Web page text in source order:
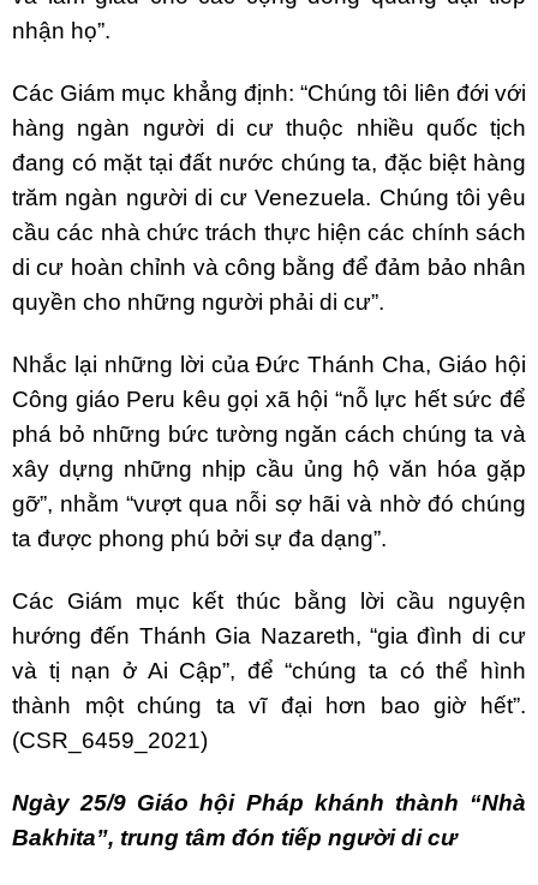
nhận họ”.
Các Giám mục khẳng định: “Chúng tôi liên đới với
hàng ngàn người di cư thuộc nhiều quốc tịch
đang có mặt tại đất nước chúng ta, đặc biệt hàng
trăm ngàn người di cư Venezuela. Chúng tôi yêu
cầu các nhà chức trách thực hiện các chính sách
di cư hoàn chỉnh và công bằng để đảm bảo nhân
quyền cho những người phải di cư”.
Nhắc lại những lời của Đức Thánh Cha, Giáo hội
Công giáo Peru kêu gọi xã hội “nỗ lực hết sức để
phá bỏ những bức tường ngăn cách chúng ta và
xây dựng những nhịp cầu ủng hộ văn hóa gặp
gỡ”, nhằm “vượt qua nỗi sợ hãi và nhờ đó chúng
ta được phong phú bởi sự đa dạng”.
Các Giám mục kết thúc bằng lời cầu nguyện
hướng đến Thánh Gia Nazareth, “gia đình di cư
và tị nạn ở Ai Cập”, để “chúng ta có thể hình
thành một chúng ta vĩ đại hơn bao giờ hết”.
(CSR_6459_2021)
Ngày 25/9 Giáo hội Pháp khánh thành “Nhà
Bakhita”, trung tâm đón tiếp người di cư